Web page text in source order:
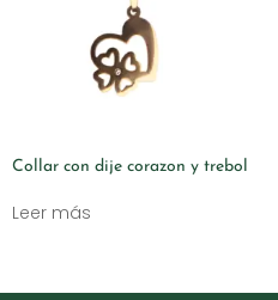
Collar con dije corazon y trebol
Leer más